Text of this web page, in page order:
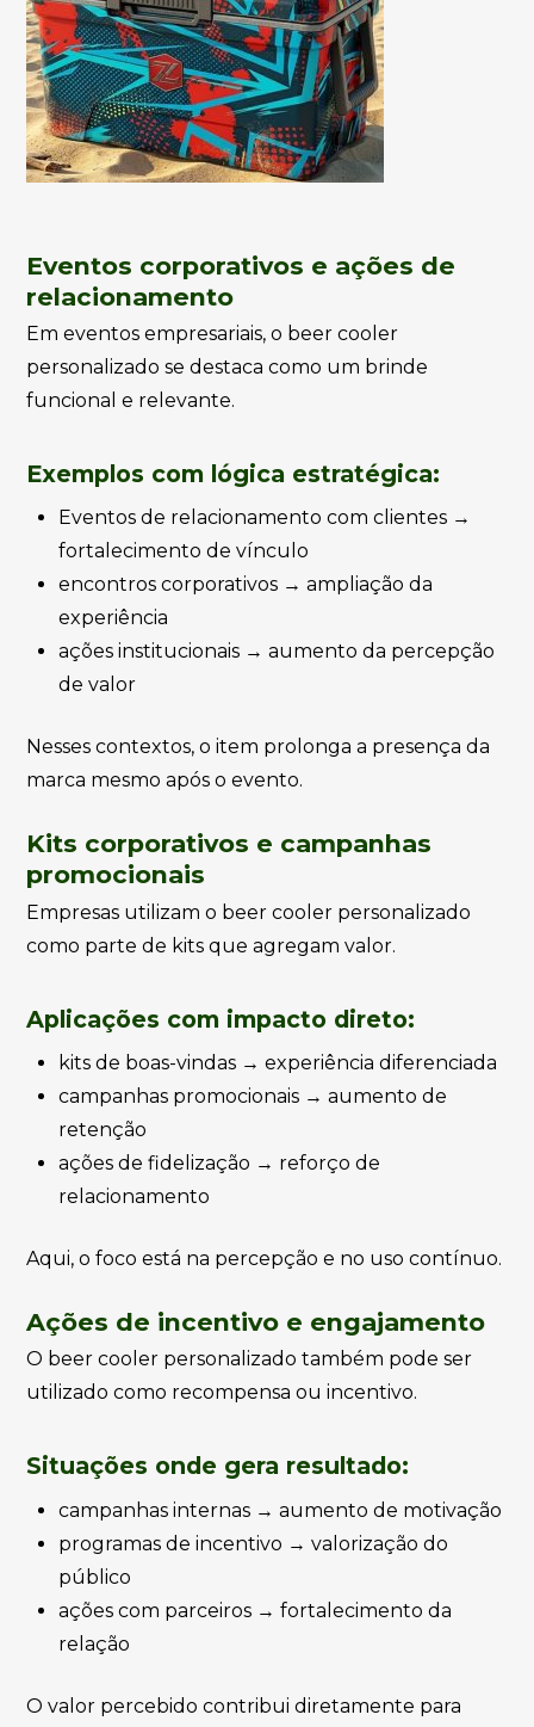
Eventos corporativos e ações de
relacionamento
Em eventos empresariais, o beer cooler
personalizado se destaca como um brinde
funcional e relevante.
Exemplos com lógica estratégica:
Eventos de relacionamento com clientes →
fortalecimento de vínculo
encontros corporativos → ampliação da
experiência
ações institucionais → aumento da percepção
de valor
Nesses contextos, o item prolonga a presença da
marca mesmo após o evento.
Kits corporativos e campanhas
promocionais
Empresas utilizam o beer cooler personalizado
como parte de kits que agregam valor.
Aplicações com impacto direto:
kits de boas-vindas → experiência diferenciada
campanhas promocionais → aumento de
retenção
ações de fidelização → reforço de
relacionamento
Aqui, o foco está na percepção e no uso contínuo.
Ações de incentivo e engajamento
O beer cooler personalizado também pode ser
utilizado como recompensa ou incentivo.
Situações onde gera resultado:
campanhas internas → aumento de motivação
programas de incentivo → valorização do
público
ações com parceiros → fortalecimento da
relação
O valor percebido contribui diretamente para